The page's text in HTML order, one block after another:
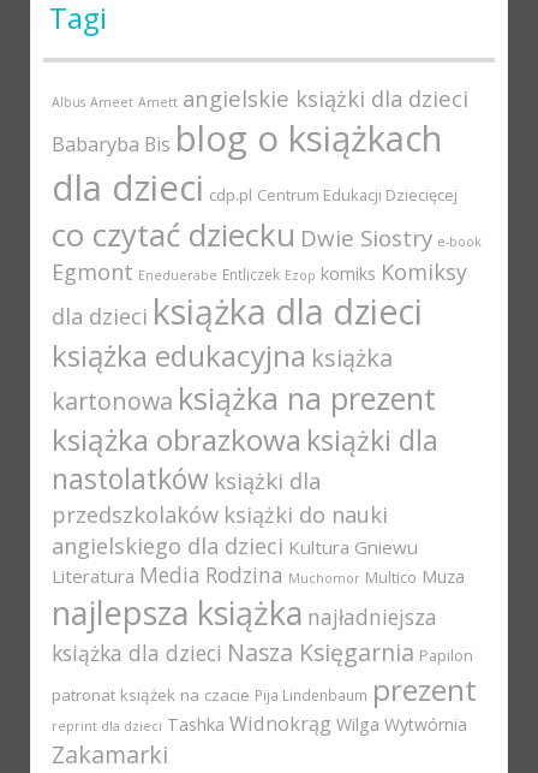
Tagi
Albus Ameet Amett angielskie książki dla dzieci
Babaryba Bis blog o książkach
dla dzieci cdp.pl Centrum Edukacji Dziecięcej
co czytać dziecku Dwie Siostry e-book
Egmont Eneduerabe Entliczek Ezop komiks Komiksy
dla dzieci książka dla dzieci
książka edukacyjna książka
kartonowa książka na prezent
książka obrazkowa książki dla
nastolatków książki dla
przedszkolaków książki do nauki
angielskiego dla dzieci Kultura Gniewu
Literatura Media Rodzina Muchomor Multico Muza
najlepsza książka najładniejsza
książka dla dzieci Nasza Księgarnia Papilon
patronat książek na czacie Pija Lindenbaum prezent
reprint dla dzieci Tashka Widnokrąg Wilga Wytwórnia
Zakamarki